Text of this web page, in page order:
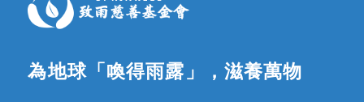
為地球「喚得雨露」，滋養萬物